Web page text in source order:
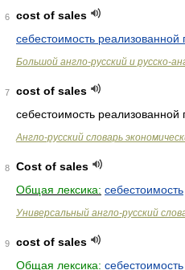
6
cost of sales
себестоимость реализованной
Большой англо-русский и русско-
7
cost of sales
себестоимость реализованной
Англо-русский словарь
8
Cost of sales
Общая лексика: себестоимость
Универсальный англо-русский
9
cost of sales
Общая лексика: себестоимость